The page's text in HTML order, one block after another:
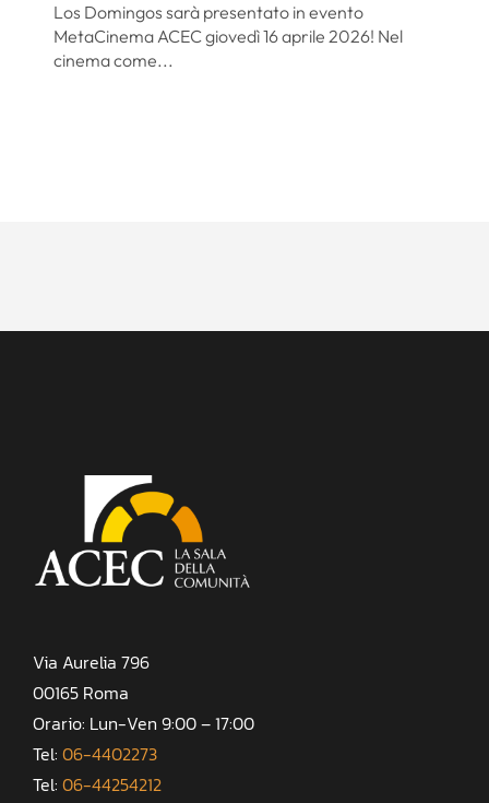
Los Domingos sarà presentato in evento
MetaCinema ACEC giovedì 16 aprile 2026! Nel
cinema come...
Via Aurelia 796
00165 Roma
Orario: Lun-Ven 9:00 – 17:00
Tel: 06-4402273
Tel: 06-44254212